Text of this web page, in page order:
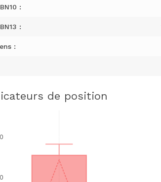
:
:
:
de position